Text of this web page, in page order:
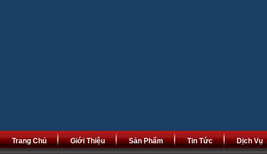
Trang Chủ Giới Thiệu Sản Phẩm Tin Tức Dịch Vụ